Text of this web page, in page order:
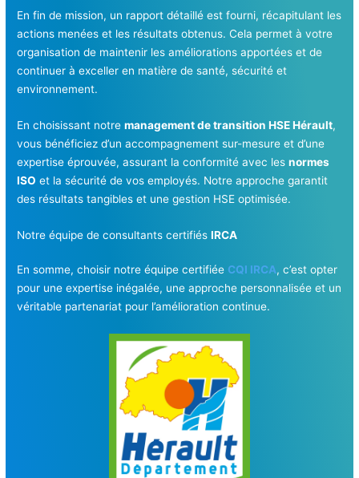
En fin de mission, un rapport détaillé est fourni, récapitulant les
actions menées et les résultats obtenus. Cela permet à votre
organisation de maintenir les améliorations apportées et de
continuer à exceller en matière de santé, sécurité et
environnement.
En choisissant notremanagement de transition HSE Hérault,
vous bénéficiez d’un accompagnement sur-mesure et d’une
expertise éprouvée, assurant la conformité avec lesnormes
ISO et la sécurité de vos employés. Notre approche garantit
des résultats tangibles et une gestion HSE optimisée.
Notre équipe de consultants certifiésIRCA
En somme, choisir notre équipe certifiée CQI IRCA, c’est opter
pour une expertise inégalée, une approche personnalisée et un
véritable partenariat pour l’amélioration continue.